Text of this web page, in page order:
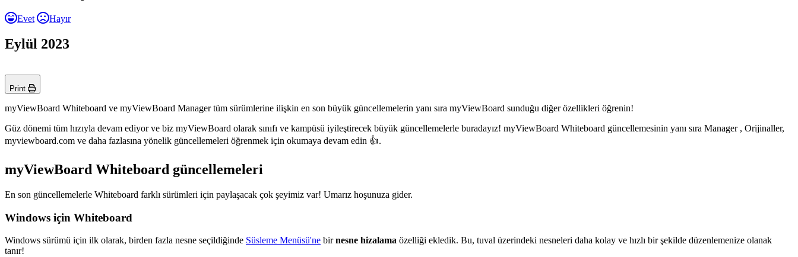
Evet Hayır
Eylül 2023
Print
myViewBoard Whiteboard ve myViewBoard Manager tüm sürümlerine ilişkin en son büyük güncellemelerin yanı sıra myViewBoard sunduğu diğer özellikleri öğrenin!
Güz dönemi tüm hızıyla devam ediyor ve biz myViewBoard olarak sınıfı ve kampüsü iyileştirecek büyük güncellemelerle buradayız! myViewBoard Whiteboard güncellemesinin yanı sıra Manager , Orijinaller,
myviewboard.com ve daha fazlasına yönelik güncellemeleri öğrenmek için okumaya devam edin 👍.
myViewBoard Whiteboard güncellemeleri
En son güncellemelerle Whiteboard farklı sürümleri için paylaşacak çok şeyimiz var! Umarız hoşunuza gider.
Windows için Whiteboard
Windows sürümü için ilk olarak, birden fazla nesne seçildiğinde Süsleme Menüsü'ne birnesne hizalama özelliği ekledik. Bu, tuval üzerindeki nesneleri daha kolay ve hızlı bir şekilde düzenlemenize olanak
tanır!